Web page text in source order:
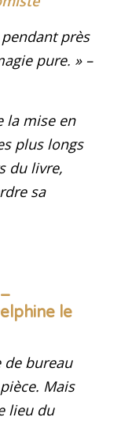
près
pure. » –
la mise en
plus longs
du livre,
sa
le
de bureau
Mais
lieu du